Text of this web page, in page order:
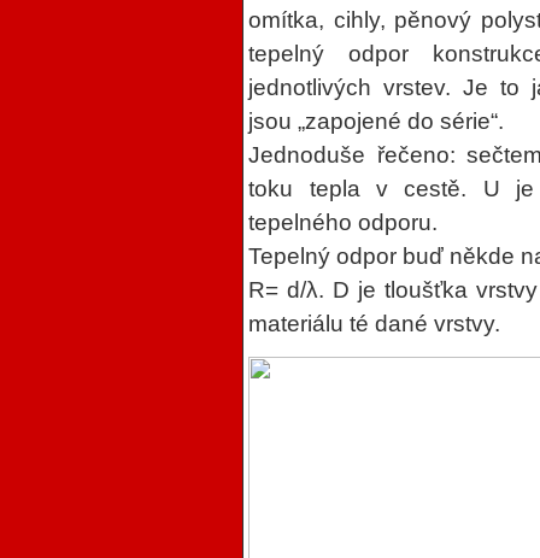
omítka, cihly, pěnový
tepelný odpor
jednotlivých vrstev. Je to
jsou „zapojené do série“.
Jednoduše řečeno:
toku tepla v cestě. U je
tepelného odporu.
Tepelný odpor buď někde
R= d/λ. D je tloušťka
materiálu té dané vrstvy.